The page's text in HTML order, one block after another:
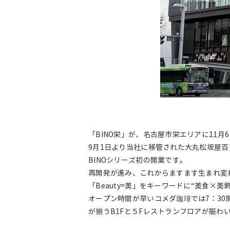
「BINO栄」が、名古屋市栄エリアに11月
9月1日より当社に移管された大丸松坂屋
BINOシリーズ初の開業です。
再開発が進み、これからますます生まれ
「Beauty=美」をキーワードに“美食×美
オープン時間が早いコメダ珈琲では7：
が揃うB1Fと５Fレストランフロアが賑わ